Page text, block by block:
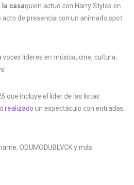
la casaquien actuó con Harry Styles en
de presencia con un animado spot
líderes en música, cine, cultura,
que incluye el líder de las listas
realizado un espectáculo con entradas
ODUMODUBLVCK y ​​más.